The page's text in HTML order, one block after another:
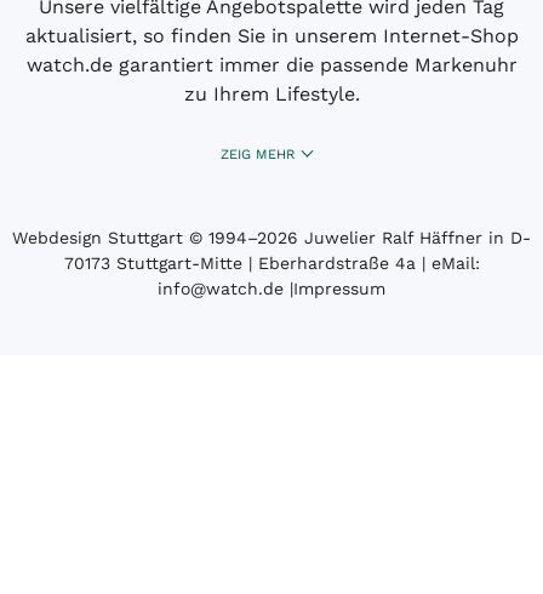
Unsere vielfältige Angebotspalette wird jeden Tag
aktualisiert, so finden Sie in unserem Internet-Shop
watch.de garantiert immer die passende Markenuhr
zu Ihrem Lifestyle.
ZEIG MEHR
Webdesign Stuttgart © 1994­–2026 Juwelier Ralf Häffner in D-
70173 Stuttgart-Mitte | Eberhardstraße 4a | eMail:
info@watch.de |Impressum